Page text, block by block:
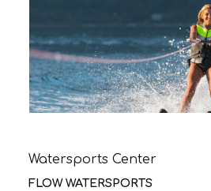
SPECIAL
SAFETY
SUPPORT
Watersports Center
FLOW WATERSPORTS